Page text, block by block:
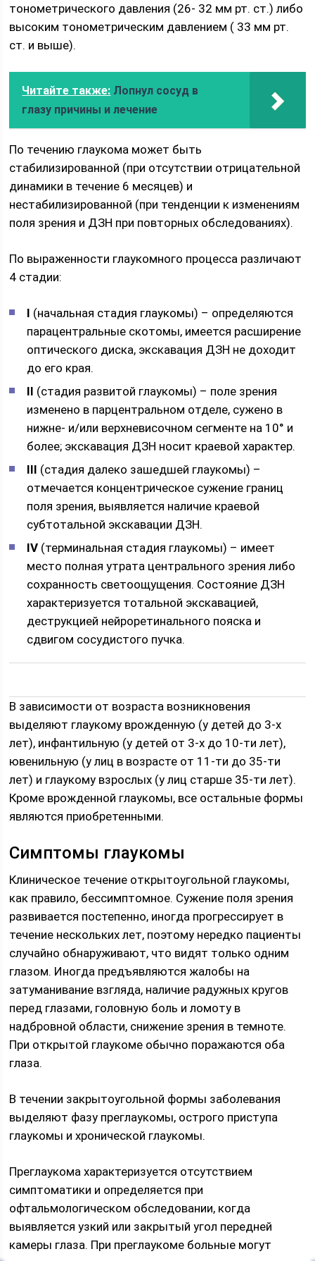
тонометрического давления (26- 32 мм рт. ст.) либо
высоким тонометрическим давлением ( 33 мм рт.
ст. и выше).
Читайте также: Лопнул сосуд в
глазу причины и лечение
По течению глаукома может быть
стабилизированной (при отсутствии отрицательной
динамики в течение 6 месяцев) и
нестабилизированной (при тенденции к изменениям
поля зрения и ДЗН при повторных обследованиях).
По выраженности глаукомного процесса различают
4 стадии:
I (начальная стадия глаукомы) – определяются
парацентральные скотомы, имеется расширение
оптического диска, экскавация ДЗН не доходит
до его края.
II (стадия развитой глаукомы) – поле зрения
изменено в парцентральном отделе, сужено в
нижне- и/или верхневисочном сегменте на 10° и
более; экскавация ДЗН носит краевой характер.
III (стадия далеко зашедшей глаукомы) –
отмечается концентрическое сужение границ
поля зрения, выявляется наличие краевой
субтотальной экскавации ДЗН.
IV (терминальная стадия глаукомы) – имеет
место полная утрата центрального зрения либо
сохранность светоощущения. Состояние ДЗН
характеризуется тотальной экскавацией,
деструкцией нейроретинального пояска и
сдвигом сосудистого пучка.
В зависимости от возраста возникновения
выделяют глаукому врожденную (у детей до 3-х
лет), инфантильную (у детей от 3-х до 10-ти лет),
ювенильную (у лиц в возрасте от 11-ти до 35-ти
лет) и глаукому взрослых (у лиц старше 35-ти лет).
Кроме врожденной глаукомы, все остальные формы
являются приобретенными.
Симптомы глаукомы
Клиническое течение открытоугольной глаукомы,
как правило, бессимптомное. Сужение поля зрения
развивается постепенно, иногда прогрессирует в
течение нескольких лет, поэтому нередко пациенты
случайно обнаруживают, что видят только одним
глазом. Иногда предъявляются жалобы на
затуманивание взгляда, наличие радужных кругов
перед глазами, головную боль и ломоту в
надбровной области, снижение зрения в темноте.
При открытой глаукоме обычно поражаются оба
глаза.
В течении закрытоугольной формы заболевания
выделяют фазу преглаукомы, острого приступа
глаукомы и хронической глаукомы.
Преглаукома характеризуется отсутствием
симптоматики и определяется при
офтальмологическом обследовании, когда
выявляется узкий или закрытый угол передней
камеры глаза. При преглаукоме больные могут